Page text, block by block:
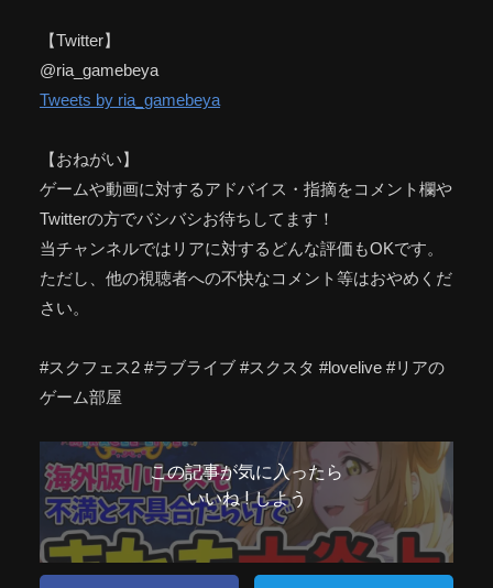
【Twitter】
@ria_gamebeya
Tweets by ria_gamebeya
【おねがい】
ゲームや動画に対するアドバイス・指摘をコメント欄や
Twitterの方でバシバシお待ちしてます！
当チャンネルではリアに対するどんな評価もOKです。
ただし、他の視聴者への不快なコメント等はおやめくだ
さい。
#スクフェス2 #ラブライブ #スクスタ #lovelive #リアの
ゲーム部屋
この記事が気に入ったら
いいね ! しよう